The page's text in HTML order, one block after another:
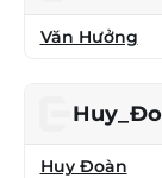
Văn Hưởng
Huy Đoàn